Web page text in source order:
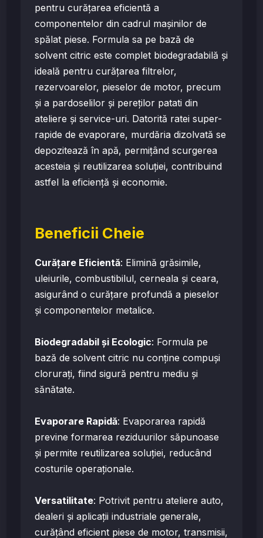
pentru curățarea eficientă a
componentelor din cadrul mașinilor de
spălat piese. Formula sa pe bază de
solvent citric este complet biodegradabilă și
ideală pentru curățarea filtrelor,
rezervoarelor, pieselor de motor, precum
și a pardoselilor și pereților patati din
ateliere și service-uri. Datorită ratei super-
rapide de evaporare, murdăria dizolvată se
depozitează în apă, permițând scurgerea
acesteia și reutilizarea soluției, contribuind
astfel la eficiență și economie.
Beneficii Cheie
Curățare Eficientă: Elimină grăsimile,
uleiurile, combustibilul, cerneala și ceara,
asigurând o curățare profundă a pieselor
și componentelor metalice.
Biodegradabil și Ecologic: Formula pe
bază de solvent citric nu conține compuși
clorurați, fiind sigură pentru mediu și
sănătate.
Evaporare Rapidă: Evaporarea rapidă
previne formarea reziduurilor săpunoase
și permite reutilizarea soluției, reducând
costurile operaționale.
Versatilitate: Potrivit pentru ateliere auto,
dealeri și aplicații industriale generale,
curățând eficient piese de motor, transmisii,